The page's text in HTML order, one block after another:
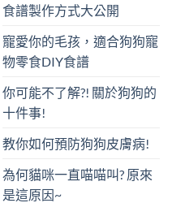
食譜製作方式大公開
寵愛你的毛孩，適合狗狗寵
物零食DIY食譜
你可能不了解?! 關於狗狗的
十件事!
教你如何預防狗狗皮膚病!
為何貓咪一直喵喵叫? 原來
是這原因~